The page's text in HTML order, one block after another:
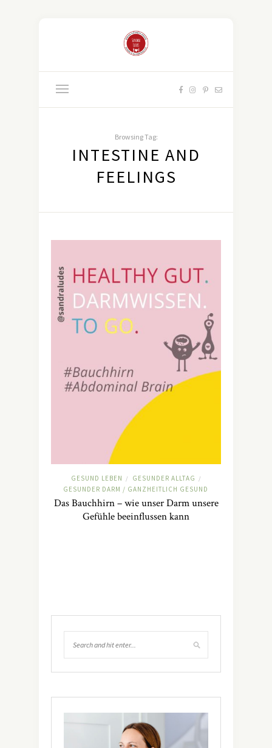
Browsing Tag:
INTESTINE AND
FEELINGS
GESUND LEBEN / GESUNDER ALLTAG /
GESUNDER DARM / GANZHEITLICH GESUND
Das Bauchhirn – wie unser Darm unsere
Gefühle beeinflussen kann